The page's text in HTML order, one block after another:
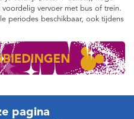
vervoer met bus of trein.
periodes beschikbaar, ook tijdens
pagina